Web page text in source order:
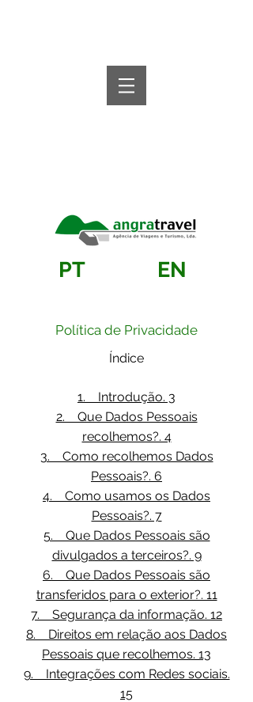
PT EN
Política de Privacidade
Índice
1. Introdução. 3
2. Que Dados Pessoais
recolhemos?. 4
3. Como recolhemos Dados
Pessoais?. 6
4. Como usamos os Dados
Pessoais?. 7
5. Que Dados Pessoais são
divulgados a terceiros?. 9
6. Que Dados Pessoais são
transferidos para o exterior?. 11
7. Segurança da informação. 12
8. Direitos em relação aos Dados
Pessoais que recolhemos. 13
9. Integrações com Redes sociais.
15